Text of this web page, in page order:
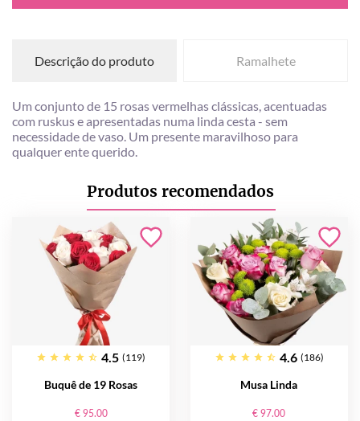
Descrição do produto Ramalhete
Um conjunto de 15 rosas vermelhas clássicas, acentuadas
com ruskus e apresentadas numa linda cesta - sem
necessidade de vaso. Um presente maravilhoso para
qualquer ente querido.
Produtos recomendados
4.5 (119)
Buquê de 19 Rosas
€ 95.00
4.6 (186)
Musa Linda
€ 97.00